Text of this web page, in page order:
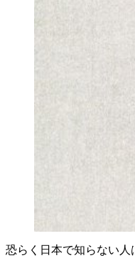
恐らく日本で知らない